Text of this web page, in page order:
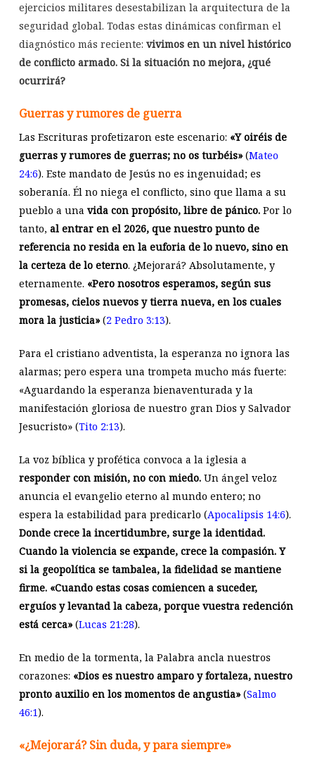
ejercicios militares desestabilizan la arquitectura de la
seguridad global. Todas estas dinámicas confirman el
diagnóstico más reciente: vivimos en un nivel histórico
de conflicto armado. Si la situación no mejora, ¿qué
ocurrirá?
Guerras y rumores de guerra
Las Escrituras profetizaron este escenario: «Y oiréis de
guerras y rumores de guerras; no os turbéis»(Mateo
24:6). Este mandato de Jesús no es ingenuidad; es
soberanía. Él no niega el conflicto, sino que llama a su
pueblo a una vida con propósito, libre de pánico.Por lo
tanto, al entrar en el 2026, que nuestro punto de
referencia no resida en la euforia de lo nuevo, sino en
la certeza de lo eterno. ¿Mejorará? Absolutamente, y
eternamente. «Pero nosotros esperamos, según sus
promesas, cielos nuevos y tierra nueva, en los cuales
mora la justicia»(2 Pedro 3:13).
Para el cristiano adventista, la esperanza no ignora las
alarmas; pero espera una trompeta mucho más fuerte:
«Aguardando la esperanza bienaventurada y la
manifestación gloriosa de nuestro gran Dios y Salvador
Jesucristo» (Tito 2:13).
La voz bíblica y profética convoca a la iglesia a
responder con misión, no con miedo.Un ángel veloz
anuncia el evangelio eterno al mundo entero; no
espera la estabilidad para predicarlo (Apocalipsis 14:6).
Donde crece la incertidumbre, surge la identidad.
Cuando la violencia se expande, crece la compasión. Y
si la geopolítica se tambalea, la fidelidad se mantiene
firme. «Cuando estas cosas comiencen a suceder,
erguíos y levantad la cabeza, porque vuestra redención
está cerca»(Lucas 21:28).
En medio de la tormenta, la Palabra ancla nuestros
corazones: «Dios es nuestro amparo y fortaleza, nuestro
pronto auxilio en los momentos de angustia»(Salmo
46:1).
«¿Mejorará? Sin duda, y para siempre»